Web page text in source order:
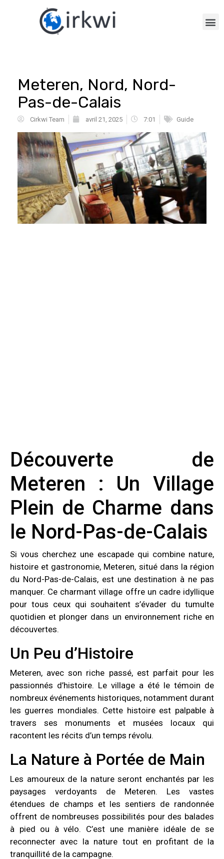
Meteren, Nord, Nord-
Pas-de-Calais
Cirkwi Team avril 21, 2025 7:01 Guide
Découverte de
Meteren : Un Village
Plein de Charme dans
le Nord-Pas-de-Calais
Si vous cherchez une escapade qui combine nature,
histoire et gastronomie, Meteren, situé dans la région
du Nord-Pas-de-Calais, est une destination à ne pas
manquer. Ce charmant village offre un cadre idyllique
pour tous ceux qui souhaitent s’évader du tumulte
quotidien et plonger dans un environnement riche en
découvertes.
Un Peu d’Histoire
Meteren, avec son riche passé, est parfait pour les
passionnés d’histoire. Le village a été le témoin de
nombreux événements historiques, notamment durant
les guerres mondiales. Cette histoire est palpable à
travers ses monuments et musées locaux qui
racontent les récits d’un temps révolu.
La Nature à Portée de Main
Les amoureux de la nature seront enchantés par les
paysages verdoyants de Meteren. Les vastes
étendues de champs et les sentiers de randonnée
offrent de nombreuses possibilités pour des balades
à pied ou à vélo. C’est une manière idéale de se
reconnecter avec la nature tout en profitant de la
tranquillité de la campagne.